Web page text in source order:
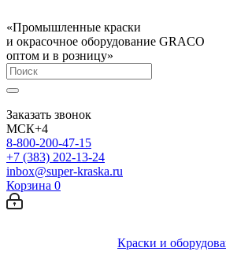
«Промышленные краски
и окрасочное оборудование GRACO
оптом и в розницу»
Заказать звонок
МСК+4
8-800-200-47-15
+7 (383) 202-13-24
inbox@super-kraska.ru
Корзина 0
Краски и